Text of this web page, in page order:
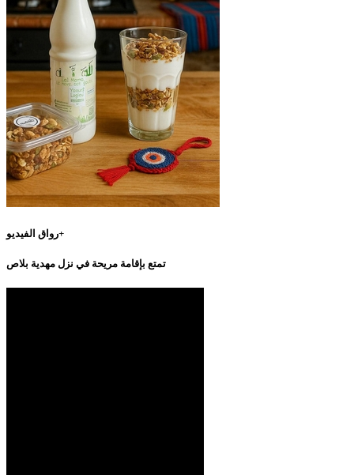
رواق الفيديو+
تمتع بإقامة مريحة في نزل مهدية بلاص